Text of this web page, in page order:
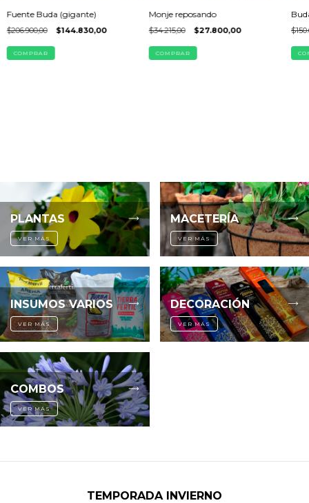
Fuente Buda (gigante)
$206.900,00 $144.830,00
Monje reposando
$34.215,00 $27.800,00
PLANTAS
VER MÁS
MACETERÍA
VER MÁS
INSUMOS VARIOS
VER MÁS
DECORACIÓN
VER MÁS
COMBOS
VER MÁS
TEMPORADA INVIERNO